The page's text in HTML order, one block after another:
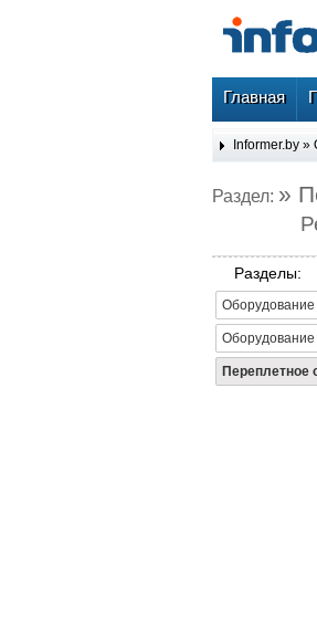
Главная
Informer.by »
Раздел: »
Разделы:
Оборудование
Переплетное